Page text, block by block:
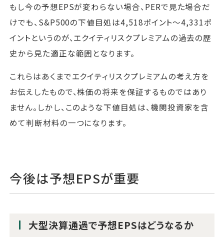
もし今の予想EPSが変わらない場合、PERで見た場合だ
けでも、S&P500の下値目処は4,518ポイント～4,331ポ
イントというのが、エクイティリスクプレミアムの過去の歴
史から見た適正な範囲となります。
これらはあくまでエクイティリスクプレミアムの考え方を
お伝えしたもので、株価の将来を保証するものではあり
ません。しかし、このような下値目処は、機関投資家を含
めて判断材料の一つになります。
今後は予想EPSが重要
大型決算通過で予想EPSはどうなるか